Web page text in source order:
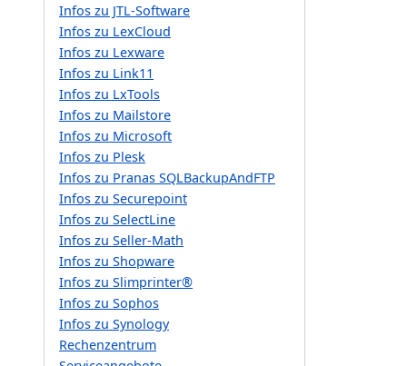
Infos zu JTL-Software
Infos zu LexCloud
Infos zu Lexware
Infos zu Link11
Infos zu LxTools
Infos zu Mailstore
Infos zu Microsoft
Infos zu Plesk
Infos zu Pranas SQLBackupAndFTP
Infos zu Securepoint
Infos zu SelectLine
Infos zu Seller-Math
Infos zu Shopware
Infos zu Slimprinter®
Infos zu Sophos
Infos zu Synology
Rechenzentrum